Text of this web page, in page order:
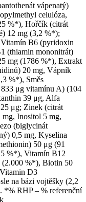
vápenatý)
celulóza,
%*), Hořčík (citrát
12 mg (3,2 %*);
B6 (pyridoxin
(thiamin mononitrát)
mg (1786 %*), Extrakt
20 mg, Vápník
%*), Směs
μg vitamínu A) (104
39 μg, Alfa
μg; Zinek (citrát
Inositol 5 mg,
(biglycinát
0,5 mg, Kyselina
50 μg (91
%*), Vitamín B12
(2.000 %*), Biotin 50
D3
na bázi vojtěšky (2,2
*% RHP – % referenční